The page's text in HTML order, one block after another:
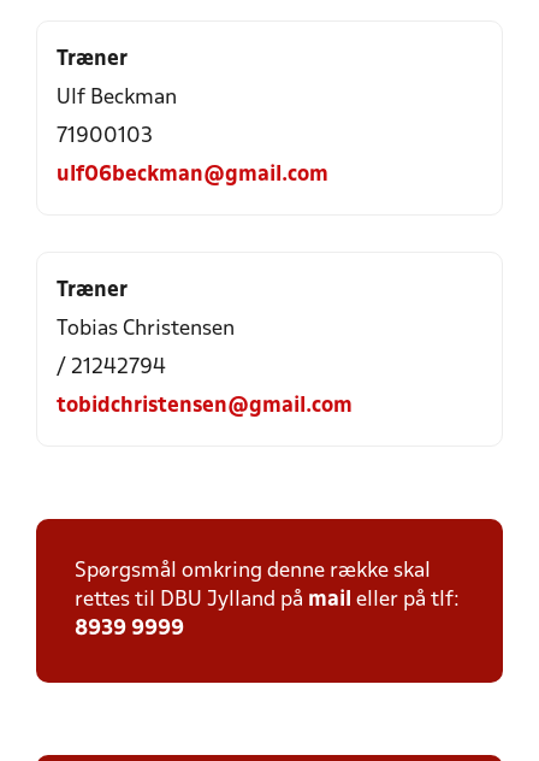
Træner
Ulf Beckman
71900103
ulf06beckman@gmail.com
Træner
Tobias Christensen
/ 21242794
tobidchristensen@gmail.com
Spørgsmål omkring denne række skal
rettes til DBU Jylland på mail eller på tlf:
8939 9999